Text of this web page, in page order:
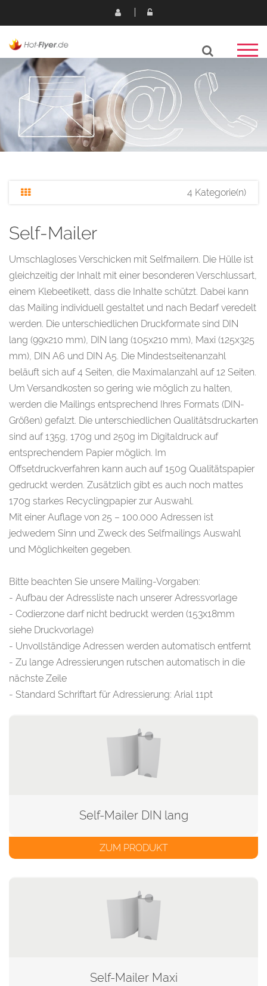
4 Kategorie(n)
Self-Mailer
Umschlagloses Verschicken mit Selfmailern. Die Hülle ist
gleichzeitig der Inhalt mit einer besonderen Verschlussart,
einem Klebeetikett, dass die Inhalte schützt. Dabei kann
das Mailing individuell gestaltet und nach Bedarf veredelt
werden. Die unterschiedlichen Druckformate sind DIN
lang (99x210 mm), DIN lang (105x210 mm), Maxi (125x325
mm), DIN A6 und DIN A5. Die Mindestseitenanzahl
beläuft sich auf 4 Seiten, die Maximalanzahl auf 12 Seiten.
Um Versandkosten so gering wie möglich zu halten,
werden die Mailings entsprechend Ihres Formats (DIN-
Größen) gefalzt. Die unterschiedlichen Qualitätsdruckarten
sind auf 135g, 170g und 250g im Digitaldruck auf
entsprechendem Papier möglich. Im
Offsetdruckverfahren kann auch auf 150g Qualitätspapier
gedruckt werden. Zusätzlich gibt es auch noch mattes
170g starkes Recyclingpapier zur Auswahl.
Mit einer Auflage von 25 – 100.000 Adressen ist
jedwedem Sinn und Zweck des Selfmailings Auswahl
und Möglichkeiten gegeben.
Bitte beachten Sie unsere Mailing-Vorgaben:
- Aufbau der Adressliste nach unsererAdressvorlage
- Codierzone darf nicht bedruckt werden (153x18mm
siehe Druckvorlage)
- Unvollständige Adressen werden automatisch entfernt
- Zu lange Adressierungen rutschen automatisch in die
nächste Zeile
- Standard Schriftart für Adressierung: Arial 11pt
Self-Mailer DIN lang
ZUM PRODUKT
Self-Mailer Maxi